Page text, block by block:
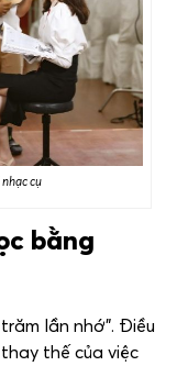
cụ
bằng
lần nhớ”. Điều
thế của việc